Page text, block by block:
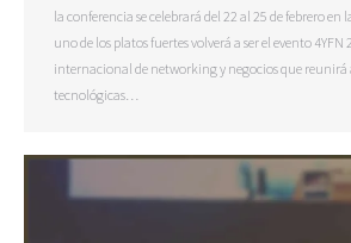
la conferencia se celebrará del 22 al 25 de febrero en
uno de los platos fuertes volverá a ser el evento
internacional de networking y negocios que reunirá
tecnológicas…